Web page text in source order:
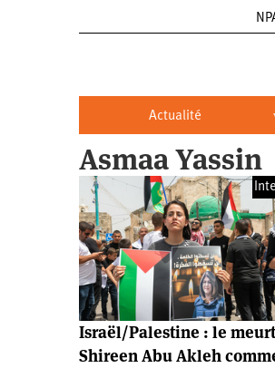
Actualité
Actualité
Politique
Entreprises
Entreprises
Automobile
Aéronautique
Oppressions
Oppressions
Antiracisme
Économie
Écologie
Asmaa Yassin
Israël/Palestine : le
Shireen Abu Akleh